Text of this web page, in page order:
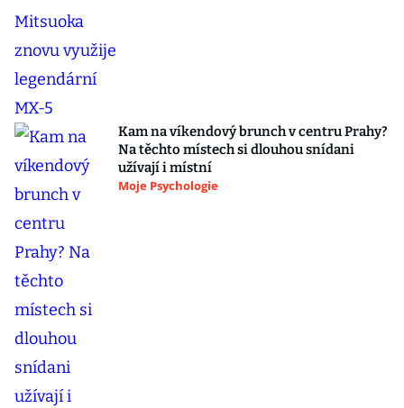
Kam na víkendový brunch v centru Prahy?
Na těchto místech si dlouhou snídani
užívají i místní
Moje Psychologie